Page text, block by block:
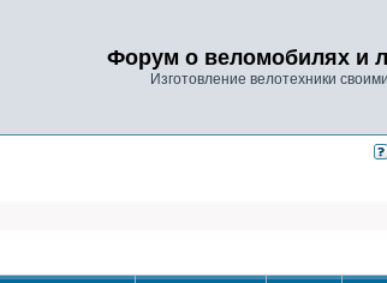
Форум о веломобилях и
Изготовление велотехники